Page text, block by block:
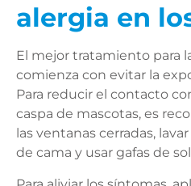
alergia en
El mejor tratamiento para
comienza con evitar la
Para reducir el contacto
caspa de mascotas, es
las ventanas cerradas,
de cama y usar gafas de